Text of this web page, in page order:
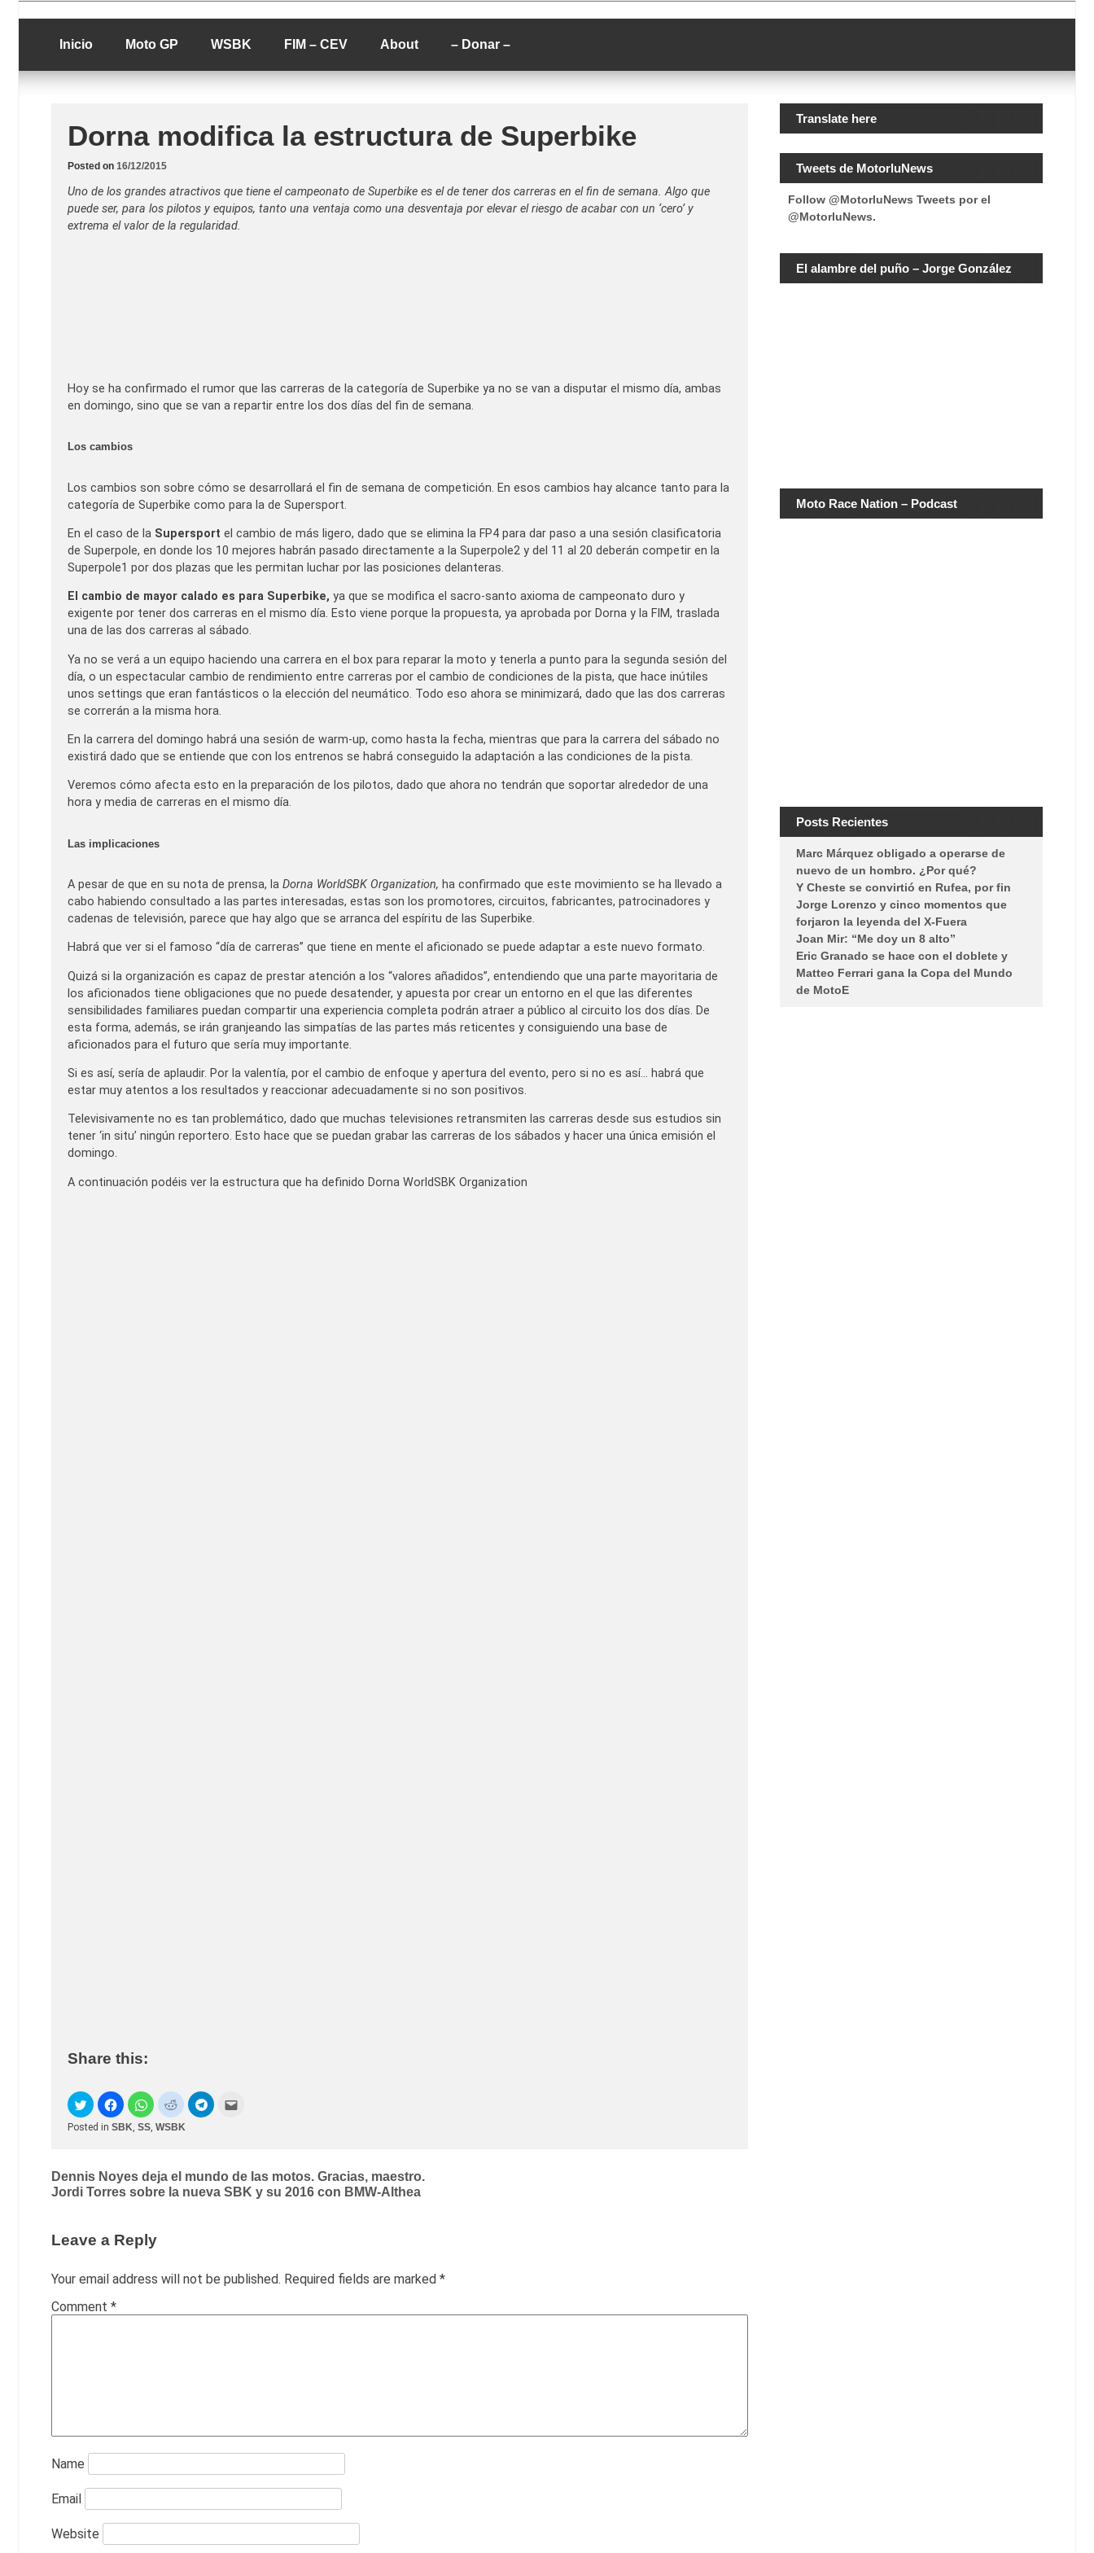
to
contentLucio Lopez GP
luciolopezgp
Inicio Moto GP WSBK FIM – CEV About – Donar –
Dorna modifica la estructura de Superbike
Posted on 16/12/2015
Uno de los grandes atractivos que tiene el campeonato de Superbike es el de tener dos carreras en el fin de semana. Algo que
puede ser, para los pilotos y equipos, tanto una ventaja como una desventaja por elevar el riesgo de acabar con un ‘cero’ y
extrema el valor de la regularidad.
Hoy se ha confirmado el rumor que las carreras de la categoría de Superbike ya no se van a disputar el mismo día, ambas
en domingo, sino que se van a repartir entre los dos días del fin de semana.
Los cambios
Los cambios son sobre cómo se desarrollará el fin de semana de competición. En esos cambios hay alcance tanto para la
categoría de Superbike como para la de Supersport.
En el caso de la Supersport el cambio de más ligero, dado que se elimina la FP4 para dar paso a una sesión clasificatoria
de Superpole, en donde los 10 mejores habrán pasado directamente a la Superpole2 y del 11 al 20 deberán competir en la
Superpole1 por dos plazas que les permitan luchar por las posiciones delanteras.
El cambio de mayor calado es para Superbike, ya que se modifica el sacro-santo axioma de campeonato duro y
exigente por tener dos carreras en el mismo día. Esto viene porque la propuesta, ya aprobada por Dorna y la FIM, traslada
una de las dos carreras al sábado.
Ya no se verá a un equipo haciendo una carrera en el box para reparar la moto y tenerla a punto para la segunda sesión del
día, o un espectacular cambio de rendimiento entre carreras por el cambio de condiciones de la pista, que hace inútiles
unos settings que eran fantásticos o la elección del neumático. Todo eso ahora se minimizará, dado que las dos carreras
se correrán a la misma hora.
En la carrera del domingo habrá una sesión de warm-up, como hasta la fecha, mientras que para la carrera del sábado no
existirá dado que se entiende que con los entrenos se habrá conseguido la adaptación a las condiciones de la pista.
Veremos cómo afecta esto en la preparación de los pilotos, dado que ahora no tendrán que soportar alrededor de una
hora y media de carreras en el mismo día.
Las implicaciones
A pesar de que en su nota de prensa, la Dorna WorldSBK Organization, ha confirmado que este movimiento se ha llevado a
cabo habiendo consultado a las partes interesadas, estas son los promotores, circuitos, fabricantes, patrocinadores y
cadenas de televisión, parece que hay algo que se arranca del espíritu de las Superbike.
Habrá que ver si el famoso “día de carreras” que tiene en mente el aficionado se puede adaptar a este nuevo formato.
Quizá si la organización es capaz de prestar atención a los “valores añadidos”, entendiendo que una parte mayoritaria de
los aficionados tiene obligaciones que no puede desatender, y apuesta por crear un entorno en el que las diferentes
sensibilidades familiares puedan compartir una experiencia completa podrán atraer a público al circuito los dos días. De
esta forma, además, se irán granjeando las simpatías de las partes más reticentes y consiguiendo una base de
aficionados para el futuro que sería muy importante.
Si es así, sería de aplaudir. Por la valentía, por el cambio de enfoque y apertura del evento, pero si no es así… habrá que
estar muy atentos a los resultados y reaccionar adecuadamente si no son positivos.
Televisivamente no es tan problemático, dado que muchas televisiones retransmiten las carreras desde sus estudios sin
tener ‘in situ’ ningún reportero. Esto hace que se puedan grabar las carreras de los sábados y hacer una única emisión el
domingo.
A continuación podéis ver la estructura que ha definido Dorna WorldSBK Organization
Share this:
Posted in SBK, SS, WSBK
Post
navigation
Dennis Noyes deja el mundo de las motos. Gracias, maestro.
Jordi Torres sobre la nueva SBK y su 2016 con BMW-Althea
Leave a Reply
Your email address will not be published. Required fields are marked *
Comment *
Name
Email
Website
Translate here
Tweets de MotorluNews
Follow @MotorluNews Tweets por el
@MotorluNews.
El alambre del puño – Jorge González
Moto Race Nation – Podcast
Posts Recientes
Marc Márquez obligado a operarse de
nuevo de un hombro. ¿Por qué?
Y Cheste se convirtió en Rufea, por fin
Jorge Lorenzo y cinco momentos que
forjaron la leyenda del X-Fuera
Joan Mir: “Me doy un 8 alto”
Eric Granado se hace con el doblete y
Matteo Ferrari gana la Copa del Mundo
de MotoE